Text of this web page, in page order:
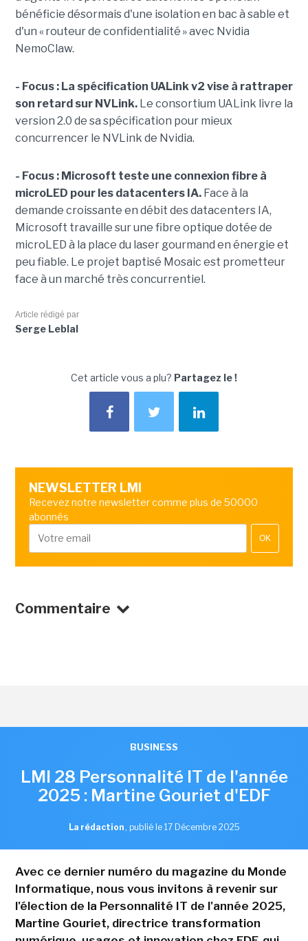
bénéficie désormais d'une isolation en bac à sable et
d'un « routeur de confidentialité » avec Nvidia
NemoClaw.
- Focus : La spécification UALink v2 vise à rattraper
son retard sur NVLink. Le consortium UALink livre la
version 2.0 de sa spécification pour mieux
concurrencer le NVLink de Nvidia.
- Focus : Microsoft teste une connexion fibre à
microLED pour les datacenters IA.Face à la
demande croissante en débit des datacenters IA,
Microsoft travaille sur une fibre optique dotée de
microLED à la place du laser gourmand en énergie et
peu fiable. Le projet baptisé Mosaic est prometteur
face à un marché très concurrentiel.
Article rédigé par
Serge Leblal
Cet article vous a plu? Partagez le !
NEWSLETTER LMI
Recevez notre newsletter comme plus de 50000
abonnés
OK
Commentaire
BUSINESS
LMI 28 Personnalité IT de l'année
2025 : Martine Gouriet d'EDF
La rédaction , publié le 17 Décembre 2025
Avec ce dernier numéro du magazine du Monde
Informatique, nous vous invitons à revenir sur
l'élection de la Personnalité IT de l'année 2025,
Martine Gouriet, directrice transformation